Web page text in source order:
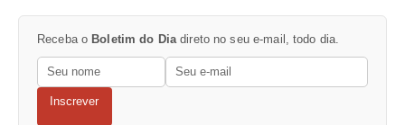
Receba o Boletim do Diadireto no seu e-mail, todo dia.
Inscrever